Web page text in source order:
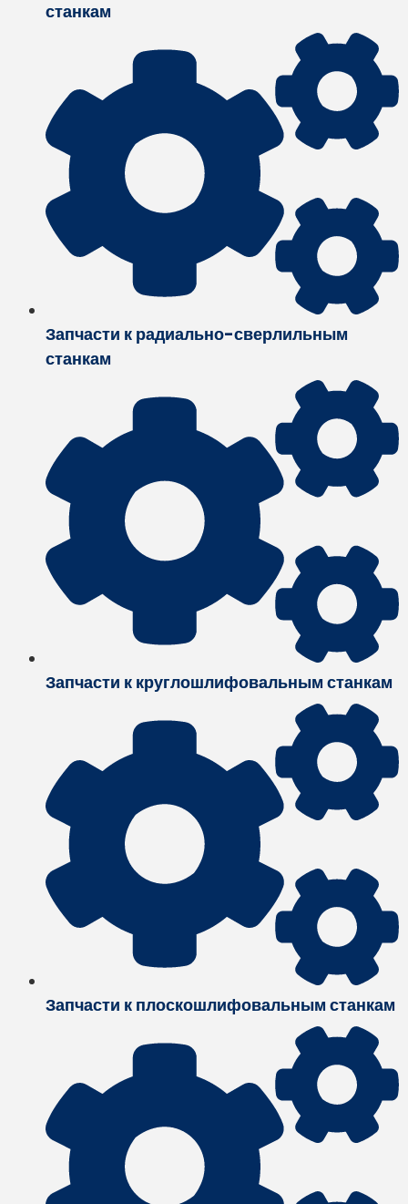
станкам
Запчасти к радиально-сверлильным
станкам
Запчасти к круглошлифовальным станкам
Запчасти к плоскошлифовальным станкам